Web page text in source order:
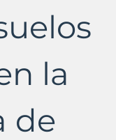
la
de